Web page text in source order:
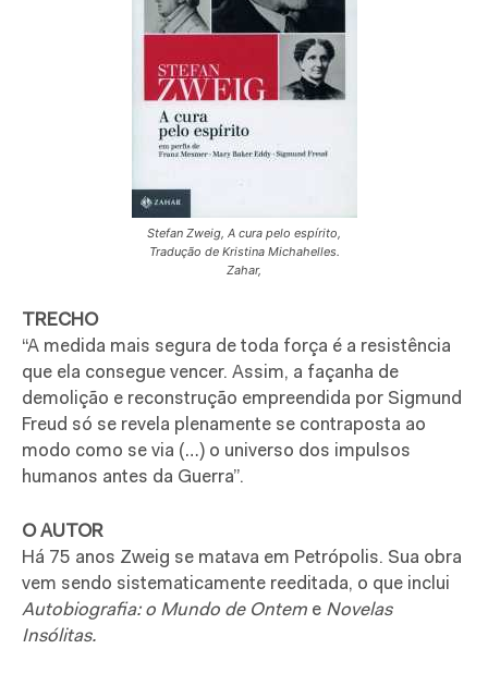
Stefan Zweig, A cura pelo espírito,
Tradução de Kristina Michahelles.
Zahar,
TRECHO
“A medida mais segura de toda força é a resistência
que ela consegue vencer. Assim, a façanha de
demolição e reconstrução empreendida por Sigmund
Freud só se revela plenamente se contraposta ao
modo como se via (…) o universo dos impulsos
humanos antes da Guerra”.
O AUTOR
Há 75 anos Zweig se matava em Petrópolis. Sua obra
vem sendo sistematicamente reeditada, o que inclui
Autobiografia: o Mundo de Ontem e Novelas
Insólitas.